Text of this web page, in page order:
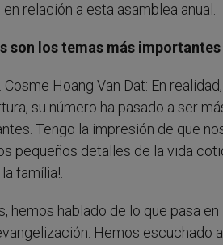
en relación a esta asamblea anual.
son los temas más
Cosme Hoang Van Dat: En
su número ha pasado a ser
Tengo la impresión de que
pequeños detalles de la vida
família!.
hemos hablado de lo que pasa
Hemos escuchado